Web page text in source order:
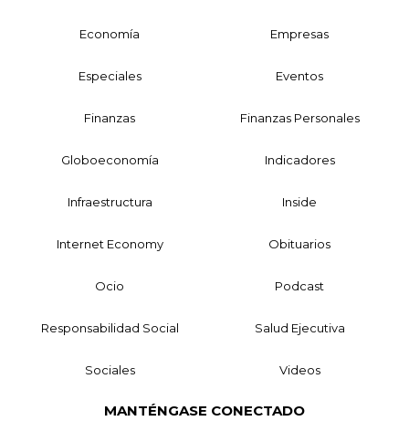
Economía Empresas
Especiales Eventos
Finanzas Finanzas Personales
Globoeconomía Indicadores
Infraestructura Inside
Internet Economy Obituarios
Ocio Podcast
Responsabilidad Social Salud Ejecutiva
Sociales Videos
MANTÉNGASE CONECTADO